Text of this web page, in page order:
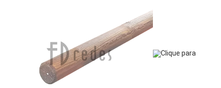
Clique para